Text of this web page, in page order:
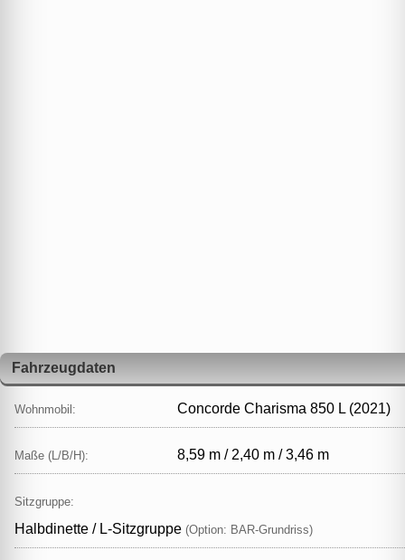
Fahrzeugdaten
Wohnmobil: Concorde Charisma 850 L (2021)
Maße (L/B/H): 8,59 m / 2,40 m / 3,46 m
Sitzgruppe:
Halbdinette / L‑Sitzgruppe (Option: BAR‑Grundriss)